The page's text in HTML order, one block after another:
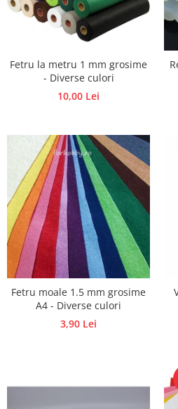
Vopsea pentru fata si corp
Accesorii pictura pe fata
Fetru la metru 1 mm grosime
- Diverse culori
10,00 Lei
Fetru moale 1.5 mm grosime
A4 - Diverse culori
3,90 Lei